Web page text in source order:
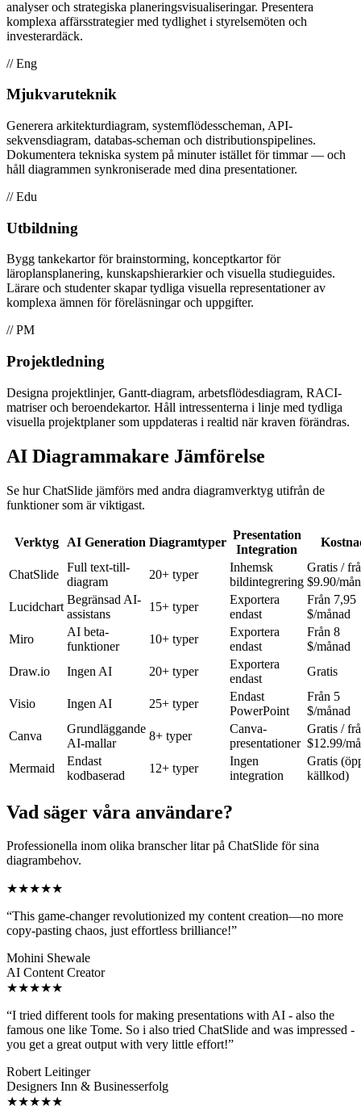
analyser och strategiska planeringsvisualiseringar. Presentera
komplexa affärsstrategier med tydlighet i styrelsemöten och
investerardäck.
// Eng
Mjukvaruteknik
Generera arkitekturdiagram, systemflödesscheman, API-
sekvensdiagram, databas-scheman och distributionspipelines.
Dokumentera tekniska system på minuter istället för timmar — och
håll diagrammen synkroniserade med dina presentationer.
// Edu
Utbildning
Bygg tankekartor för brainstorming, konceptkartor för
läroplansplanering, kunskapshierarkier och visuella studieguides.
Lärare och studenter skapar tydliga visuella representationer av
komplexa ämnen för föreläsningar och uppgifter.
// PM
Projektledning
Designa projektlinjer, Gantt-diagram, arbetsflödesdiagram, RACI-
matriser och beroendekartor. Håll intressenterna i linje med tydliga
visuella projektplaner som uppdateras i realtid när kraven förändras.
AI Diagrammakare Jämförelse
Se hur ChatSlide jämförs med andra diagramverktyg utifrån de
funktioner som är viktigast.
Verktyg AI Generation Diagramtyper
Presentation
Integration
ChatSlide
Full text-till-
diagram
20+ typer
Inhemsk
bildintegrering
Gratis /
$9.90/
Lucidchart
Begränsad AI-
assistans
15+ typer
Exportera
endast
Från 7,95
$/månad
Miro
AI beta-
funktioner
10+ typer
Exportera
endast
Från 8
$/månad
Draw.io
Ingen AI 20+ typer
Exportera
endast
Gratis
Visio Ingen AI 25+ typer
Endast
PowerPoint
Från 5
$/månad
Canva
Grundläggande
AI-mallar
8+ typer
Canva-
presentationer
Gratis /
$12.99/
Mermaid
Endast
kodbaserad
12+ typer
Ingen
integration
Gratis
källkod)
Vad säger våra användare?
Professionella inom olika branscher litar på ChatSlide för sina
diagrambehov.
★★★★★
“This game-changer revolutionized my content creation—no more
copy-pasting chaos, just effortless brilliance!”
Mohini Shewale
AI Content Creator
★★★★★
“I tried different tools for making presentations with AI - also the
famous one like Tome. So i also tried ChatSlide and was impressed -
you get a great output with very little effort!”
Robert Leitinger
Designers Inn & Businesserfolg
★★★★★